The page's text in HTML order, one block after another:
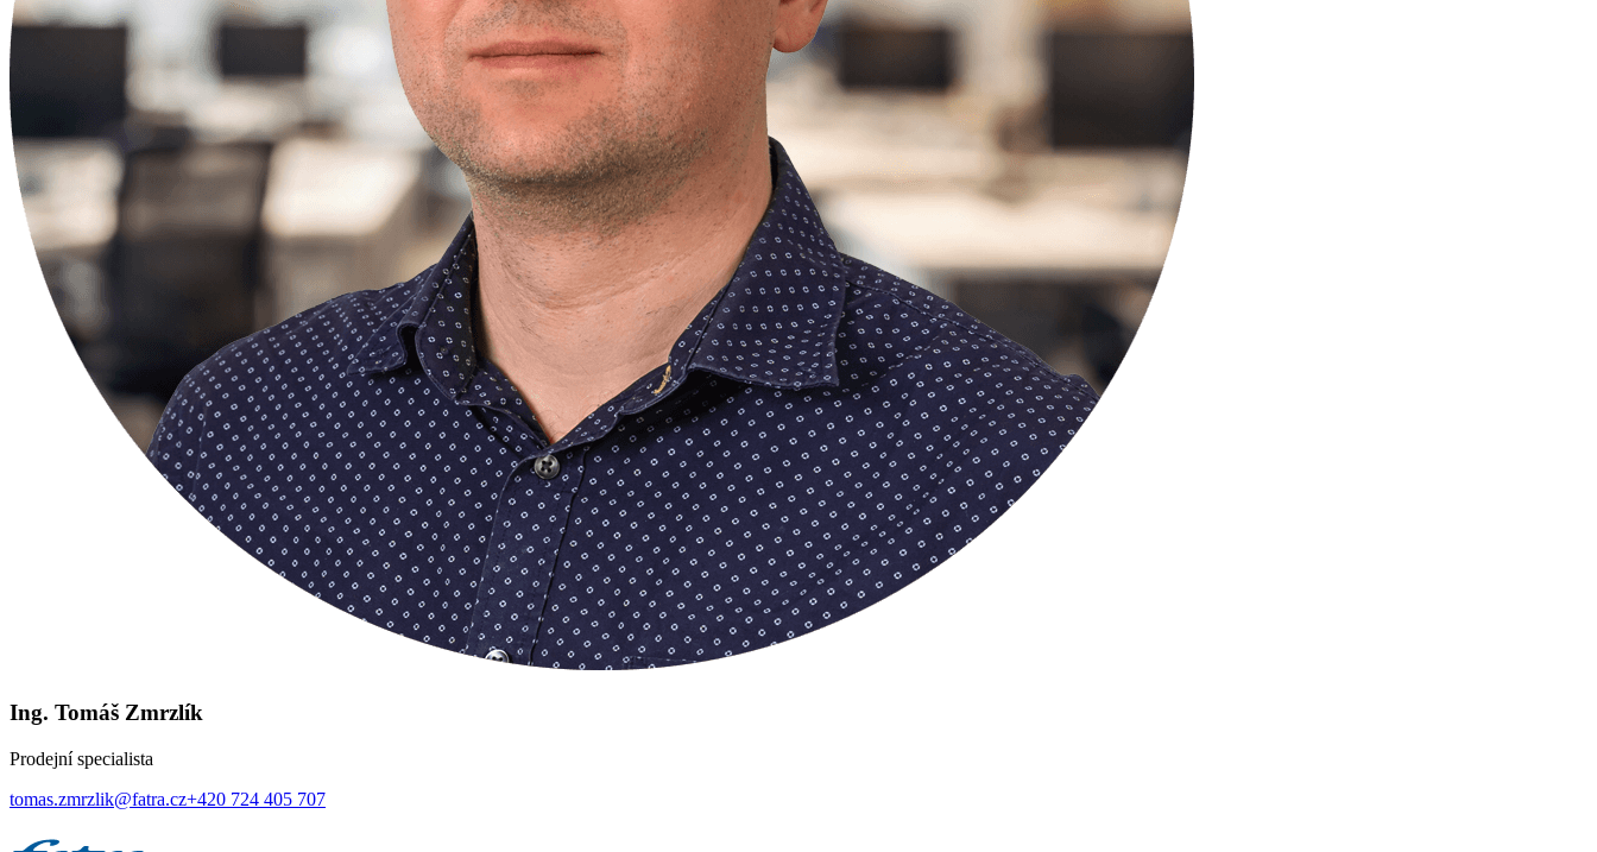
Ing. Tomáš Zmrzlík
Prodejní specialista
tomas.zmrzlik@fatra.cz+420 724 405 707